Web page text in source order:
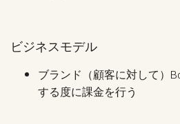
ビジネスモデル
ブランド（顧客に対して）
する度に課金を行う